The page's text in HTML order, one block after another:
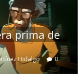
prima de
Hidalgo 0